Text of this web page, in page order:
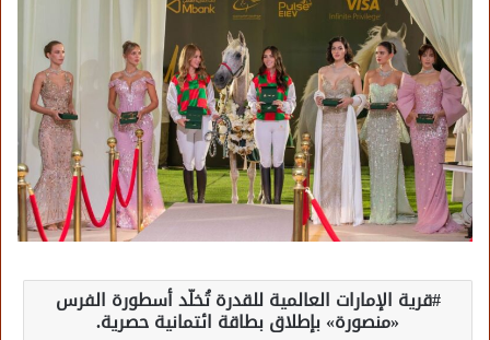
قرية الإمارات العالمية للقدرة تُخلّد أسطورة الفرس
«منصورة» بإطلاق بطاقة ائتمانية حصرية.